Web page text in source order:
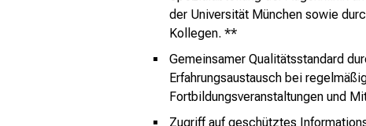
der Universität München sowie
Kollegen. **
Gemeinsamer Qualitätsstandard
Erfahrungsaustausch bei
Fortbildungsveranstaltungen und
Zugriff auf geschütztes